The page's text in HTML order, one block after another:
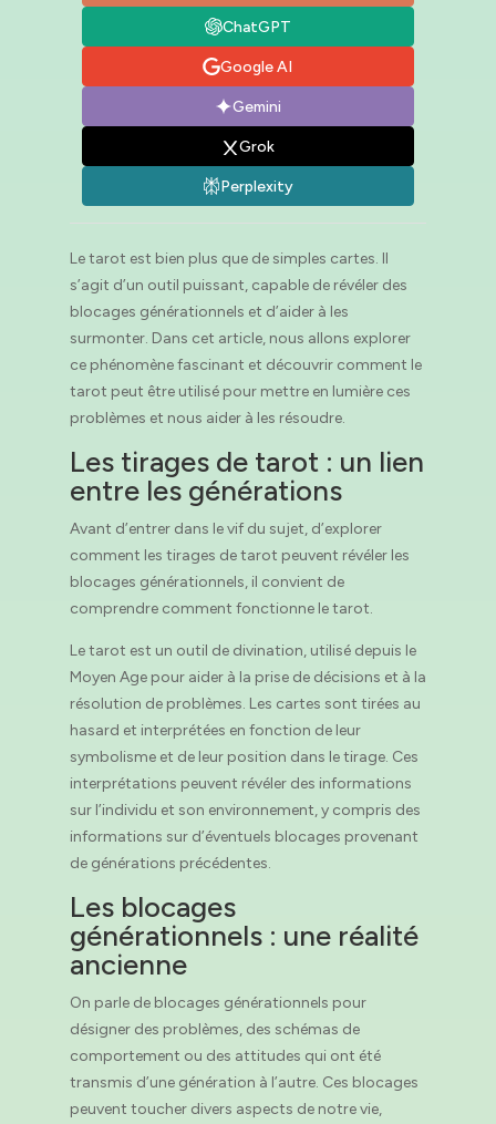
ChatGPT
Google AI
Gemini
Grok
Perplexity
Le tarot est bien plus que de simples cartes. Il
s’agit d’un outil puissant, capable de révéler des
blocages générationnels et d’aider à les
surmonter. Dans cet article, nous allons explorer
ce phénomène fascinant et découvrir comment le
tarot peut être utilisé pour mettre en lumière ces
problèmes et nous aider à les résoudre.
Les tirages de tarot : un lien
entre les générations
Avant d’entrer dans le vif du sujet, d’explorer
comment les tirages de tarot peuvent révéler les
blocages générationnels, il convient de
comprendre comment fonctionne le tarot.
Le tarot est un outil de divination, utilisé depuis le
Moyen Age pour aider à la prise de décisions et à la
résolution de problèmes. Les cartes sont tirées au
hasard et interprétées en fonction de leur
symbolisme et de leur position dans le tirage. Ces
interprétations peuvent révéler des informations
sur l’individu et son environnement, y compris des
informations sur d’éventuels blocages provenant
de générations précédentes.
Les blocages
générationnels : une réalité
ancienne
On parle de blocages générationnels pour
désigner des problèmes, des schémas de
comportement ou des attitudes qui ont été
transmis d’une génération à l’autre. Ces blocages
peuvent toucher divers aspects de notre vie,